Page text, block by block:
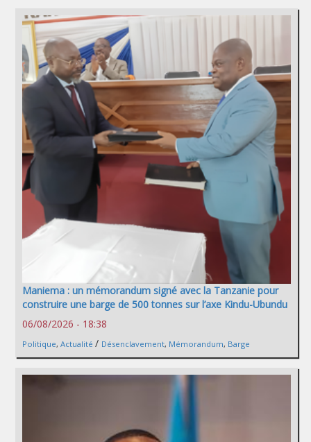
Maniema : un mémorandum signé avec la Tanzanie pour
construire une barge de 500 tonnes sur l’axe Kindu-Ubundu
06/08/2026 - 18:38
Politique, Actualité / Désenclavement, Mémorandum, Barge